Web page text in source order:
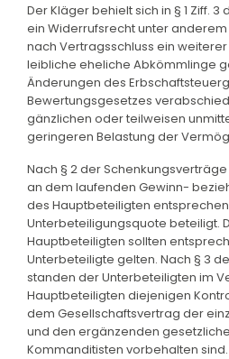
Der Kläger behielt sich in § 1 Ziff.
ein Widerrufsrecht unter anderem
nach Vertragsschluss ein
leibliche eheliche Abkömmlinge
Änderungen des
Bewertungsgesetzes
gänzlichen oder teilweisen
geringeren Belastung der
Nach § 2 der
an dem laufenden Gewinn-
des Hauptbeteiligten
Unterbeteiligungsquote beteiligt.
Hauptbeteiligten sollten
Unterbeteiligte gelten. Nach § 3
standen der Unterbeteiligten im
Hauptbeteiligten diejenigen
dem Gesellschaftsvertrag der
und den ergänzenden
Kommanditisten vorbehalten sind.